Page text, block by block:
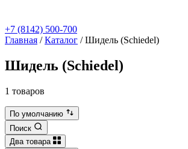
+7 (8142) 500-700
Главная / Каталог / Шидель (Schiedel)
Шидель (Schiedel)
1 товаров
По умолчанию
Поиск
Два товара